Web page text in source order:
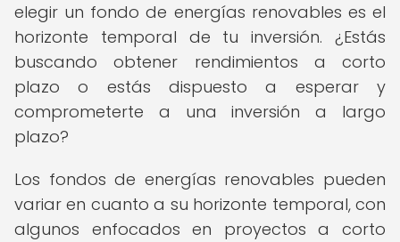
elegir un fondo de energías renovables es el
horizonte temporal de tu inversión. ¿Estás
buscando obtener rendimientos a corto
plazo o estás dispuesto a esperar y
comprometerte a una inversión a largo
plazo?
Los fondos de energías renovables pueden
variar en cuanto a su horizonte temporal, con
algunos enfocados en proyectos a corto